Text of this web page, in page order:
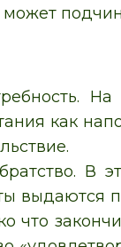
как
выдаются
что